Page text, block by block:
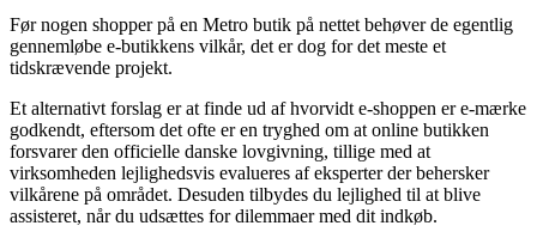
Før nogen shopper på en Metro butik på nettet behøver de egentlig
gennemløbe e-butikkens vilkår, det er dog for det meste et
tidskrævende projekt.
Et alternativt forslag er at finde ud af hvorvidt e-shoppen er e-mærke
godkendt, eftersom det ofte er en tryghed om at online butikken
forsvarer den officielle danske lovgivning, tillige med at
virksomheden lejlighedsvis evalueres af eksperter der behersker
vilkårene på området. Desuden tilbydes du lejlighed til at blive
assisteret, når du udsættes for dilemmaer med dit indkøb.